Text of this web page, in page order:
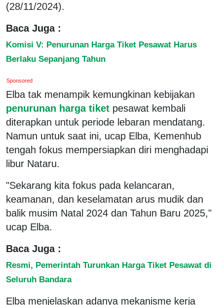
(28/11/2024).
Baca Juga :
Komisi V: Penurunan Harga Tiket Pesawat Harus
Berlaku Sepanjang Tahun
Sponsored
Elba tak menampik kemungkinan kebijakan
penurunan harga tiket pesawat kembali
diterapkan untuk periode lebaran mendatang.
Namun untuk saat ini, ucap Elba, Kemenhub
tengah fokus mempersiapkan diri menghadapi
libur Nataru.
"Sekarang kita fokus pada kelancaran,
keamanan, dan keselamatan arus mudik dan
balik musim Natal 2024 dan Tahun Baru 2025,"
ucap Elba.
Baca Juga :
Resmi, Pemerintah Turunkan Harga Tiket Pesawat di
Seluruh Bandara
Elba menjelaskan adanya mekanisme kerja